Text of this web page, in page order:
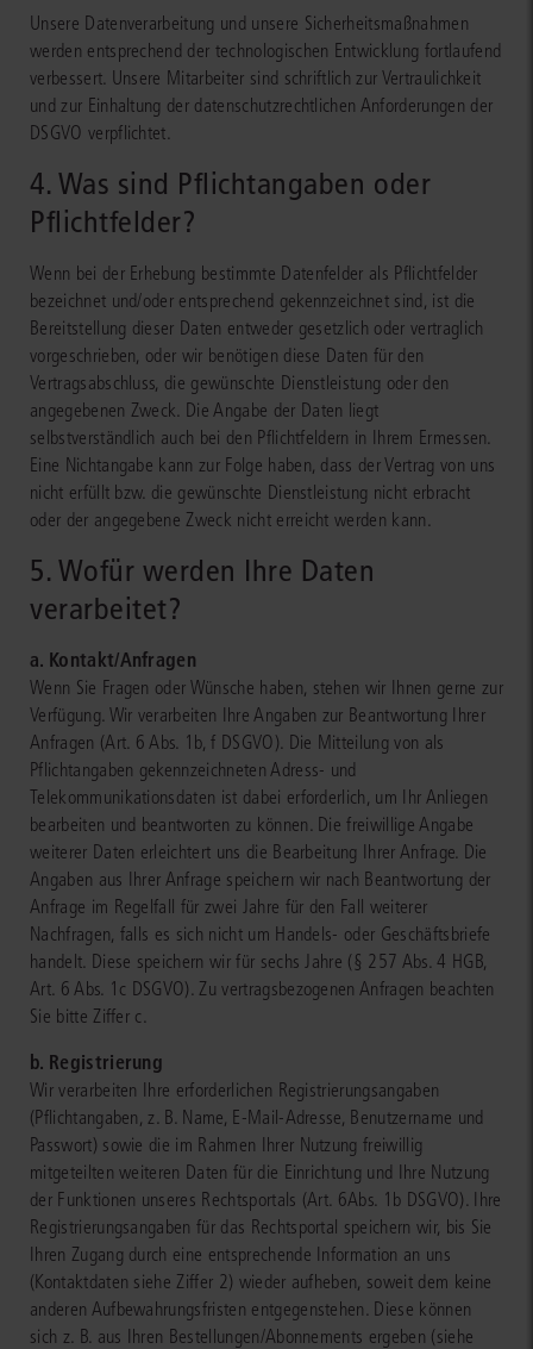
Unsere Datenverarbeitung und unsere Sicherheitsmaßnahmen
werden entsprechend der technologischen Entwicklung fortlaufend
verbessert. Unsere Mitarbeiter sind schriftlich zur Vertraulichkeit
und zur Einhaltung der datenschutzrechtlichen Anforderungen der
DSGVO verpflichtet.
4. Was sind Pflichtangaben oder
Pflichtfelder?
Wenn bei der Erhebung bestimmte Datenfelder als Pflichtfelder
bezeichnet und/oder entsprechend gekennzeichnet sind, ist die
Bereitstellung dieser Daten entweder gesetzlich oder vertraglich
vorgeschrieben, oder wir benötigen diese Daten für den
Vertragsabschluss, die gewünschte Dienstleistung oder den
angegebenen Zweck. Die Angabe der Daten liegt
selbstverständlich auch bei den Pflichtfeldern in Ihrem Ermessen.
Eine Nichtangabe kann zur Folge haben, dass der Vertrag von uns
nicht erfüllt bzw. die gewünschte Dienstleistung nicht erbracht
oder der angegebene Zweck nicht erreicht werden kann.
5. Wofür werden Ihre Daten
verarbeitet?
a. Kontakt/Anfragen
Wenn Sie Fragen oder Wünsche haben, stehen wir Ihnen gerne zur
Verfügung. Wir verarbeiten Ihre Angaben zur Beantwortung Ihrer
Anfragen (Art. 6 Abs. 1b, f DSGVO). Die Mitteilung von als
Pflichtangaben gekennzeichneten Adress- und
Telekommunikationsdaten ist dabei erforderlich, um Ihr Anliegen
bearbeiten und beantworten zu können. Die freiwillige Angabe
weiterer Daten erleichtert uns die Bearbeitung Ihrer Anfrage. Die
Angaben aus Ihrer Anfrage speichern wir nach Beantwortung der
Anfrage im Regelfall für zwei Jahre für den Fall weiterer
Nachfragen, falls es sich nicht um Handels- oder Geschäftsbriefe
handelt. Diese speichern wir für sechs Jahre (§ 257 Abs. 4 HGB,
Art. 6 Abs. 1c DSGVO). Zu vertragsbezogenen Anfragen beachten
Sie bitte Ziffer c.
b. Registrierung
Wir verarbeiten Ihre erforderlichen Registrierungsangaben
(Pflichtangaben, z. B. Name, E-Mail-Adresse, Benutzername und
Passwort) sowie die im Rahmen Ihrer Nutzung freiwillig
mitgeteilten weiteren Daten für die Einrichtung und Ihre Nutzung
der Funktionen unseres Rechtsportals (Art. 6Abs. 1b DSGVO). Ihre
Registrierungsangaben für das Rechtsportal speichern wir, bis Sie
Ihren Zugang durch eine entsprechende Information an uns
(Kontaktdaten siehe Ziffer 2) wieder aufheben, soweit dem keine
anderen Aufbewahrungsfristen entgegenstehen. Diese können
sich z. B. aus Ihren Bestellungen/Abonnements ergeben (siehe